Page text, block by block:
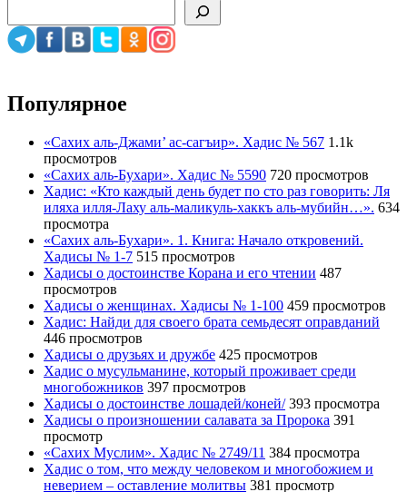
Популярное
«Сахих аль-Джами’ ас-сагъир». Хадис № 567 1.1k
просмотров
«Сахих аль-Бухари». Хадис № 5590 720 просмотров
Хадис: «Кто каждый день будет по сто раз говорить: Ля
иляха илля-Лаху аль-маликуль-хаккъ аль-мубийн…». 634
просмотра
«Сахих аль-Бухари». 1. Книга: Начало откровений.
Хадисы № 1-7 515 просмотров
Хадисы о достоинстве Корана и его чтении 487
просмотров
Хадисы о женщинах. Хадисы № 1-100 459 просмотров
Хадис: Найди для своего брата семьдесят оправданий
446 просмотров
Хадисы о друзьях и дружбе 425 просмотров
Хадис о мусульманине, который проживает среди
многобожников 397 просмотров
Хадисы о достоинстве лошадей/коней/ 393 просмотра
Хадисы о произношении салавата за Пророка 391
просмотр
«Сахих Муслим». Хадис № 2749/11 384 просмотра
Хадис о том, что между человеком и многобожием и
неверием – оставление молитвы 381 просмотр